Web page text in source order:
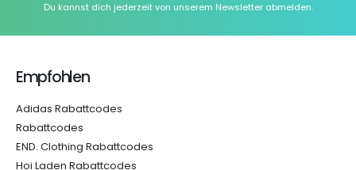
Du kannst dich jederzeit von unserem Newsletter abmelden.
Empfohlen
Adidas Rabattcodes
Rabattcodes
END. Clothing Rabattcodes
Hoi Laden Rabattcodes